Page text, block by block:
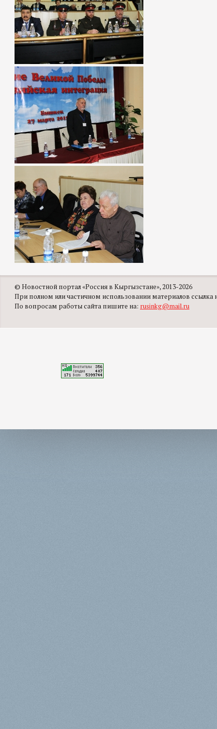
© Новостной портал «Россия в Кыргызстане», 2013-2026
При полном или частичном использовании материалов ссылка
По вопросам работы сайта пишите на: rusinkg@mail.ru